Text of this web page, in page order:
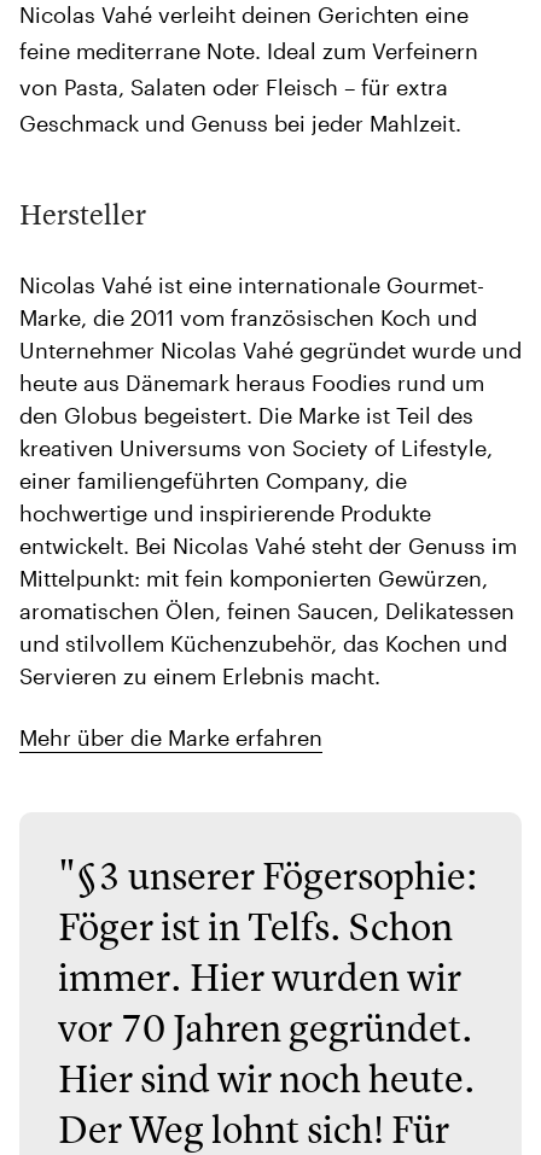
Nicolas Vahé verleiht deinen Gerichten eine
feine mediterrane Note. Ideal zum Verfeinern
von Pasta, Salaten oder Fleisch – für extra
Geschmack und Genuss bei jeder Mahlzeit.
Hersteller
Nicolas Vahé ist eine internationale Gourmet-
Marke, die 2011 vom französischen Koch und
Unternehmer Nicolas Vahé gegründet wurde und
heute aus Dänemark heraus Foodies rund um
den Globus begeistert. Die Marke ist Teil des
kreativen Universums von Society of Lifestyle,
einer familiengeführten Company, die
hochwertige und inspirierende Produkte
entwickelt. Bei Nicolas Vahé steht der Genuss im
Mittelpunkt: mit fein komponierten Gewürzen,
aromatischen Ölen, feinen Saucen, Delikatessen
und stilvollem Küchenzubehör, das Kochen und
Servieren zu einem Erlebnis macht.
Mehr über die Marke erfahren
"§3 unserer Fögersophie:
Föger ist in Telfs. Schon
immer. Hier wurden wir
vor 70 Jahren gegründet.
Hier sind wir noch heute.
Der Weg lohnt sich! Für